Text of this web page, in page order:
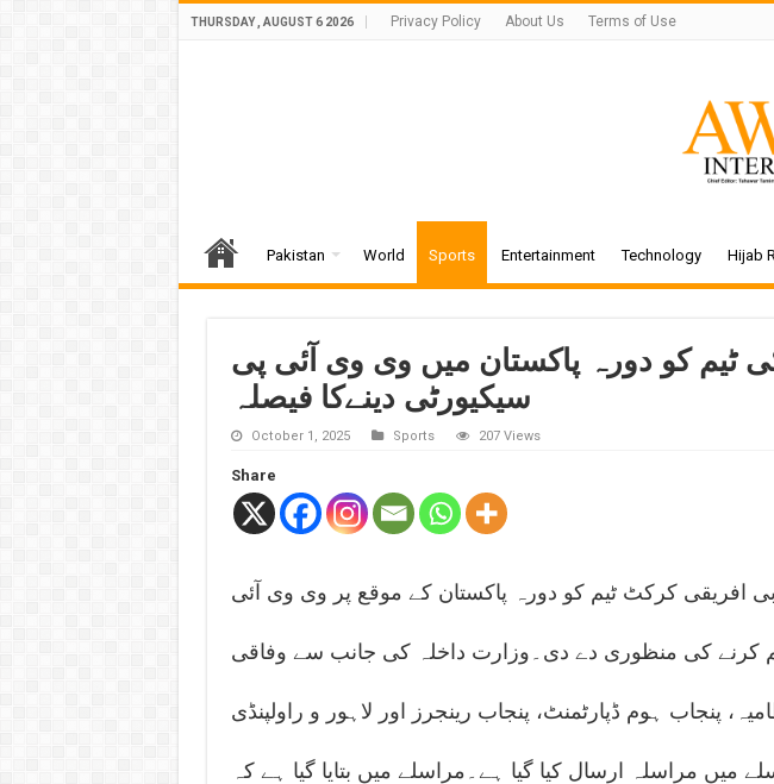
THURSDAY , AUGUST 6 2026 Privacy Policy About Us Terms of Use
Pakistan World Sports Entertainment Technology Hijab
ٹیم کو دورہ پاکستان میں وی وی آئی پی
سیکیورٹی دینےکا فیصلہ
October 1, 2025 Sports 207 Views
Share
افریقی کرکٹ ٹیم کو دورہ پاکستان کے موقع پر وی وی آئی
کرنے کی منظوری دے دی۔وزارت داخلہ کی جانب سے وفاقی
پنجاب ہوم ڈپارٹمنٹ، پنجاب رینجرز اور لاہور و راولپنڈی
میں مراسلہ ارسال کیا گیا ہے۔مراسلے میں بتایا گیا ہے کہ